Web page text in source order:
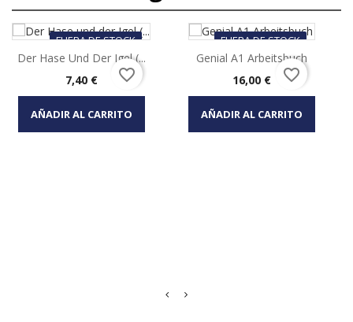
FUERA DE STOCK
Der Hase Und Der Igel (...
Precio
7,40 €
AÑADIR AL CARRITO
favorite_border
FUERA DE STOCK
Genial A1 Arbeitsbuch
Precio
16,00 €
AÑADIR AL CARRITO
favorite_border